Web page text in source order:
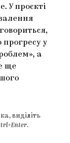
У проєкті
прогресу у
а
ще
виділіть
.